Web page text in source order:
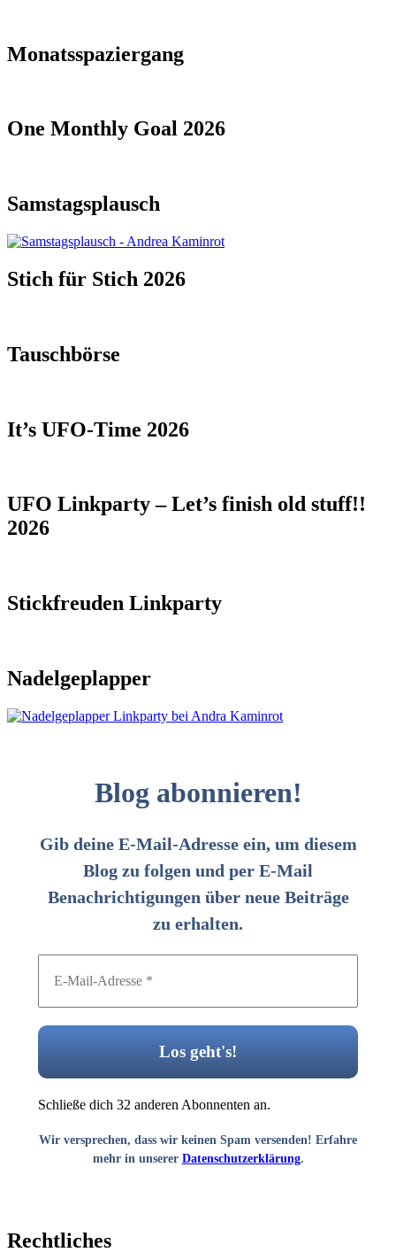
Monatsspaziergang
One Monthly Goal 2026
Samstagsplausch
Stich für Stich 2026
Tauschbörse
It’s UFO-Time 2026
UFO Linkparty – Let’s finish old stuff!!
2026
Stickfreuden Linkparty
Nadelgeplapper
Blog abonnieren!
Gib deine E-Mail-Adresse ein, um diesem
Blog zu folgen und per E-Mail
Benachrichtigungen über neue Beiträge
zu erhalten.
Schließe dich 32 anderen Abonnenten an.
Wir versprechen, dass wir keinen Spam versenden! Erfahre
mehr in unserer Datenschutzerklärung.
Rechtliches